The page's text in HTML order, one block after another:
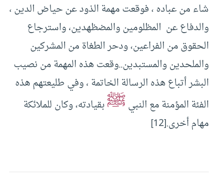
شاء من عباده ، فوقعت مهمة الذود عن حياض الدين ،
والدفاع عن المظلومين والمضظهدين، واسترجاع
الحقوق من الفراعين، ودحر الطغاة من المشركين
والملحدين والمستبدين..وقعت هذه المهمة من نصيب
البشر أتباع هذه الرسالة الخاتمة ، وفي طليعتهم هذه
الفئة المؤمنة مع النبيﷺبقيادته، وكان للملائكة
مهام أخرى.[12]